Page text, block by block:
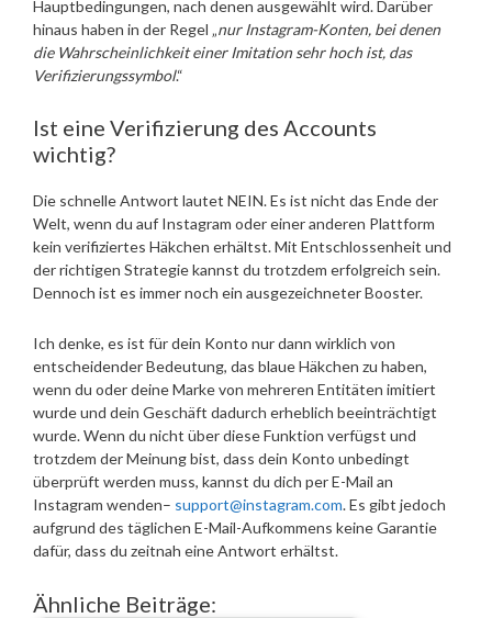
Hauptbedingungen, nach denen ausgewählt wird. Darüber
hinaus haben in der Regel „nur Instagram-Konten, bei denen
die Wahrscheinlichkeit einer Imitation sehr hoch ist, das
Verifizierungssymbol.“
Ist eine Verifizierung des Accounts
wichtig?
Die schnelle Antwort lautet NEIN. Es ist nicht das Ende der
Welt, wenn du auf Instagram oder einer anderen Plattform
kein verifiziertes Häkchen erhältst. Mit Entschlossenheit und
der richtigen Strategie kannst du trotzdem erfolgreich sein.
Dennoch ist es immer noch ein ausgezeichneter Booster.
Ich denke, es ist für dein Konto nur dann wirklich von
entscheidender Bedeutung, das blaue Häkchen zu haben,
wenn du oder deine Marke von mehreren Entitäten imitiert
wurde und dein Geschäft dadurch erheblich beeinträchtigt
wurde. Wenn du nicht über diese Funktion verfügst und
trotzdem der Meinung bist, dass dein Konto unbedingt
überprüft werden muss, kannst du dich per E-Mail an
Instagram wenden– support@instagram.com. Es gibt jedoch
aufgrund des täglichen E-Mail-Aufkommens keine Garantie
dafür, dass du zeitnah eine Antwort erhältst.
Ähnliche Beiträge: